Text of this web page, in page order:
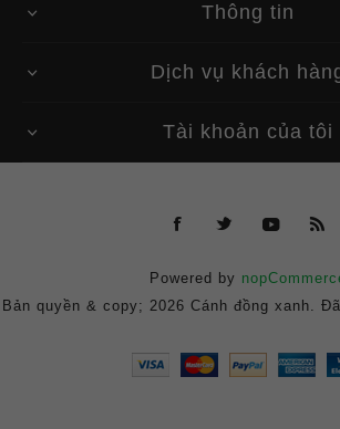
Thông tin
Dịch vụ khách
Tài khoản của tôi
Powered by
Bản quyền & copy; 2026 Cánh đồng xanh.